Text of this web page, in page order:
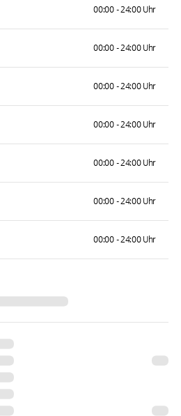
00:00 - 24:00 Uhr
00:00 - 24:00 Uhr
00:00 - 24:00 Uhr
00:00 - 24:00 Uhr
00:00 - 24:00 Uhr
00:00 - 24:00 Uhr
00:00 - 24:00 Uhr